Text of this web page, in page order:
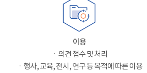
이용
ㆍ의견 접수 및 처리
ㆍ행사, 교육, 전시, 연구 등 목적에 따른 이용